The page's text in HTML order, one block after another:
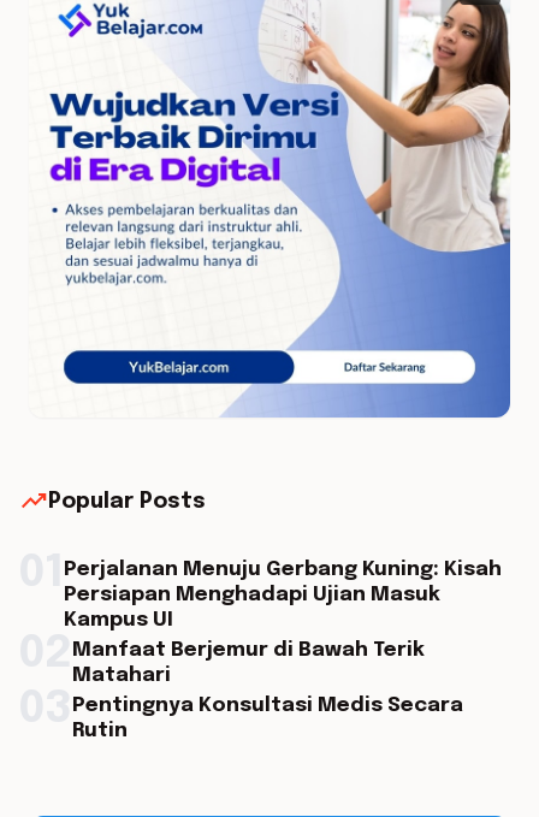
trending_up Popular Posts
Perjalanan Menuju Gerbang Kuning: Kisah
Persiapan Menghadapi Ujian Masuk
Kampus UI
Manfaat Berjemur di Bawah Terik
Matahari
Pentingnya Konsultasi Medis Secara
Rutin